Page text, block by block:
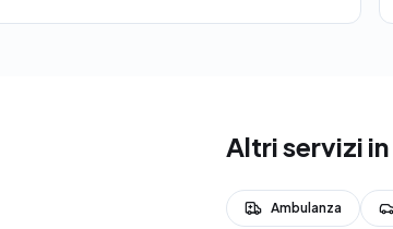
Altri servizi in
Ambulanza